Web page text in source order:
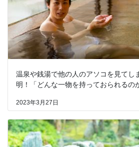
温泉や銭湯で他の人のアソコを見てし
明！「どんな一物を持っておられるの
2023年3月27日